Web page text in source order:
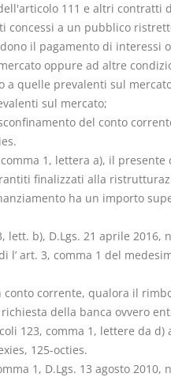
111 e altri contratti
concessi a un pubblico
il pagamento di interessi
oppure ad altre
quelle prevalenti sul
sul mercato;
del conto
1, lettera a), il presente
finalizzati alla
ha un importo
lett. b), D.Lgs. 21 aprile 2016,
l’ art. 3, comma 1 del
corrente, qualora il
della banca ovvero
123, comma 1, lettere da d)
125-octies.
1, D.Lgs. 13 agosto 2010,